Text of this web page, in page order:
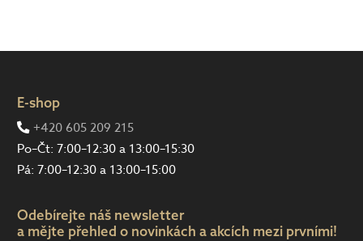
E-shop
+420 605 209 215
Po–Čt: 7:00–12:30 a 13:00–15:30
Pá: 7:00–12:30 a 13:00–15:00
Odebírejte náš newsletter
a mějte přehled o novinkách a akcích mezi prvními!